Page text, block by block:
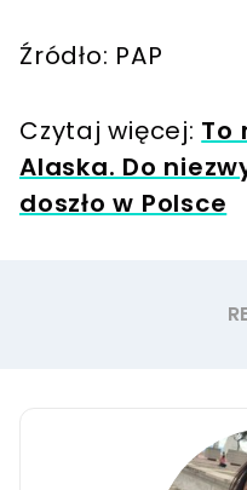
Źródło: PAP
Czytaj więcej: To
Alaska. Do
doszło w Polsce